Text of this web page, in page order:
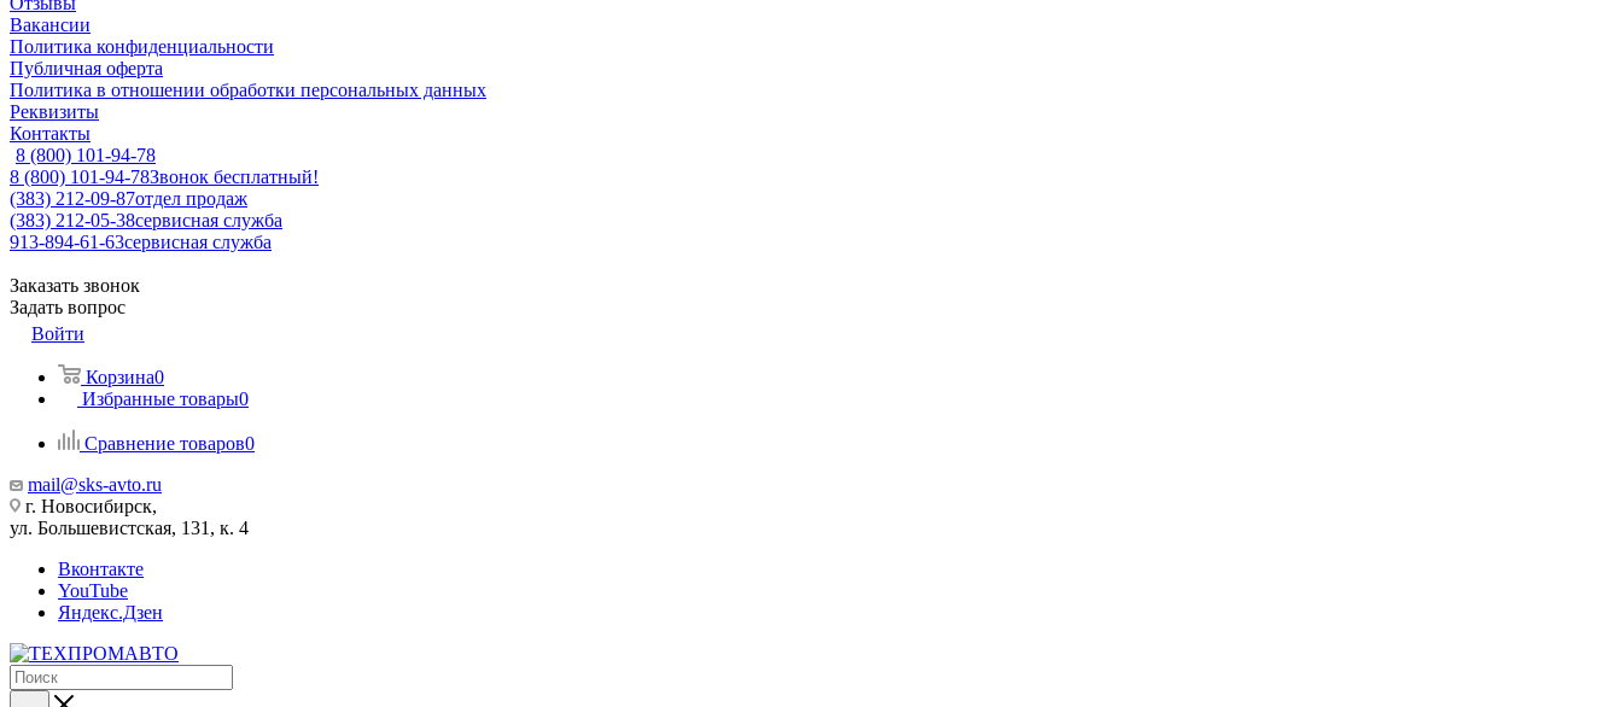
Вакансии
Политика конфиденциальности
Публичная оферта
Политика в отношении обработки персональных данных
Реквизиты
Контакты
8 (800) 101-94-78
8 (800) 101-94-78Звонок бесплатный!
(383) 212-09-87отдел продаж
(383) 212-05-38сервисная служба
913-894-61-63сервисная служба
Заказать звонок
Задать вопрос
Войти
Корзина0
Избранные товары0
Сравнение товаров0
mail@sks-avto.ru
г. Новосибирск,
ул. Большевистская, 131, к. 4
Вконтакте
YouTube
Яндекс.Дзен